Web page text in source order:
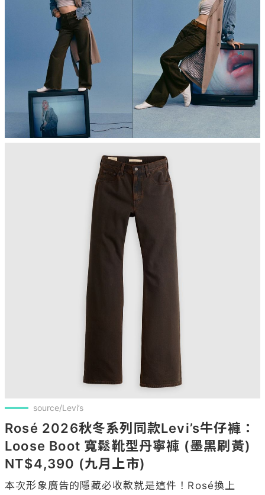
source/Levi’s
Rosé 2026秋冬系列同款Levi’s牛仔褲：
Loose Boot 寬鬆靴型丹寧褲 (墨黑刷黃)
NT$4,390 (九月上市)
本次形象廣告的隱藏必收款就是這件！Rosé換上